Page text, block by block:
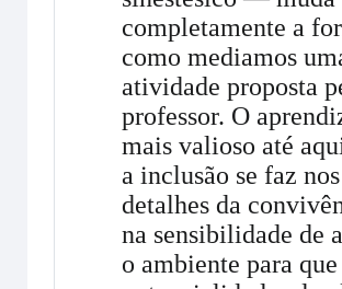
completamente a
como mediamos
atividade proposta
professor. O
mais valioso até
a inclusão se faz nos
detalhes da
na sensibilidade de
o ambiente para que